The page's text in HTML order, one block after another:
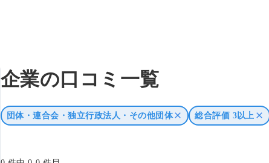
企業の口コミ一覧
団体・連合会・独立行政法人・その他団体 総合評価 3以上